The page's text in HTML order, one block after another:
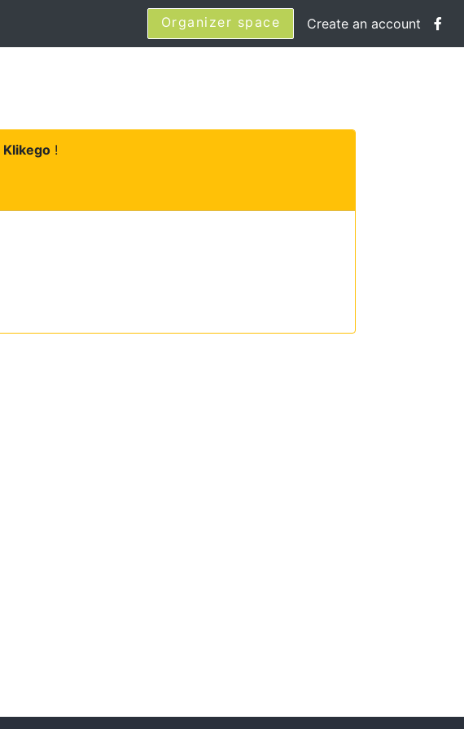
Organizer space Create an account
Klikego!